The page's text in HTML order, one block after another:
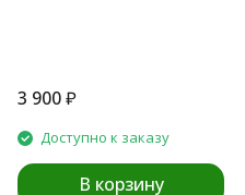
3 900₽
Доступно к заказу
В корзину